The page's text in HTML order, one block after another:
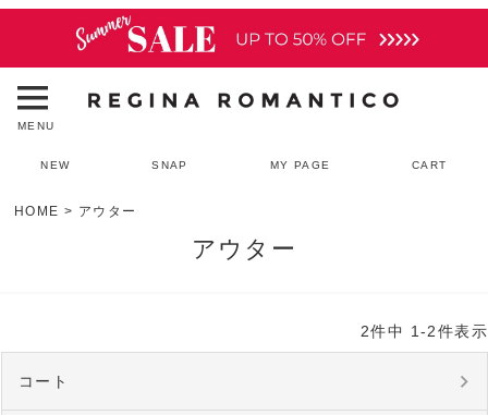
MENU
NEW SNAP MY PAGE CART
HOME アウター
アウター
2件中 1 -2件表示
コート